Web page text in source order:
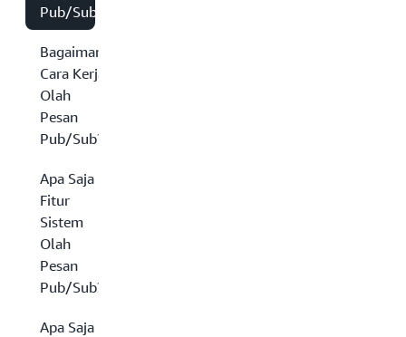
Pub/Sub?
Bagaimana
Cara Kerja
Olah
Pesan
Pub/Sub?
Apa Saja
Fitur
Sistem
Olah
Pesan
Pub/Sub?
Apa Saja